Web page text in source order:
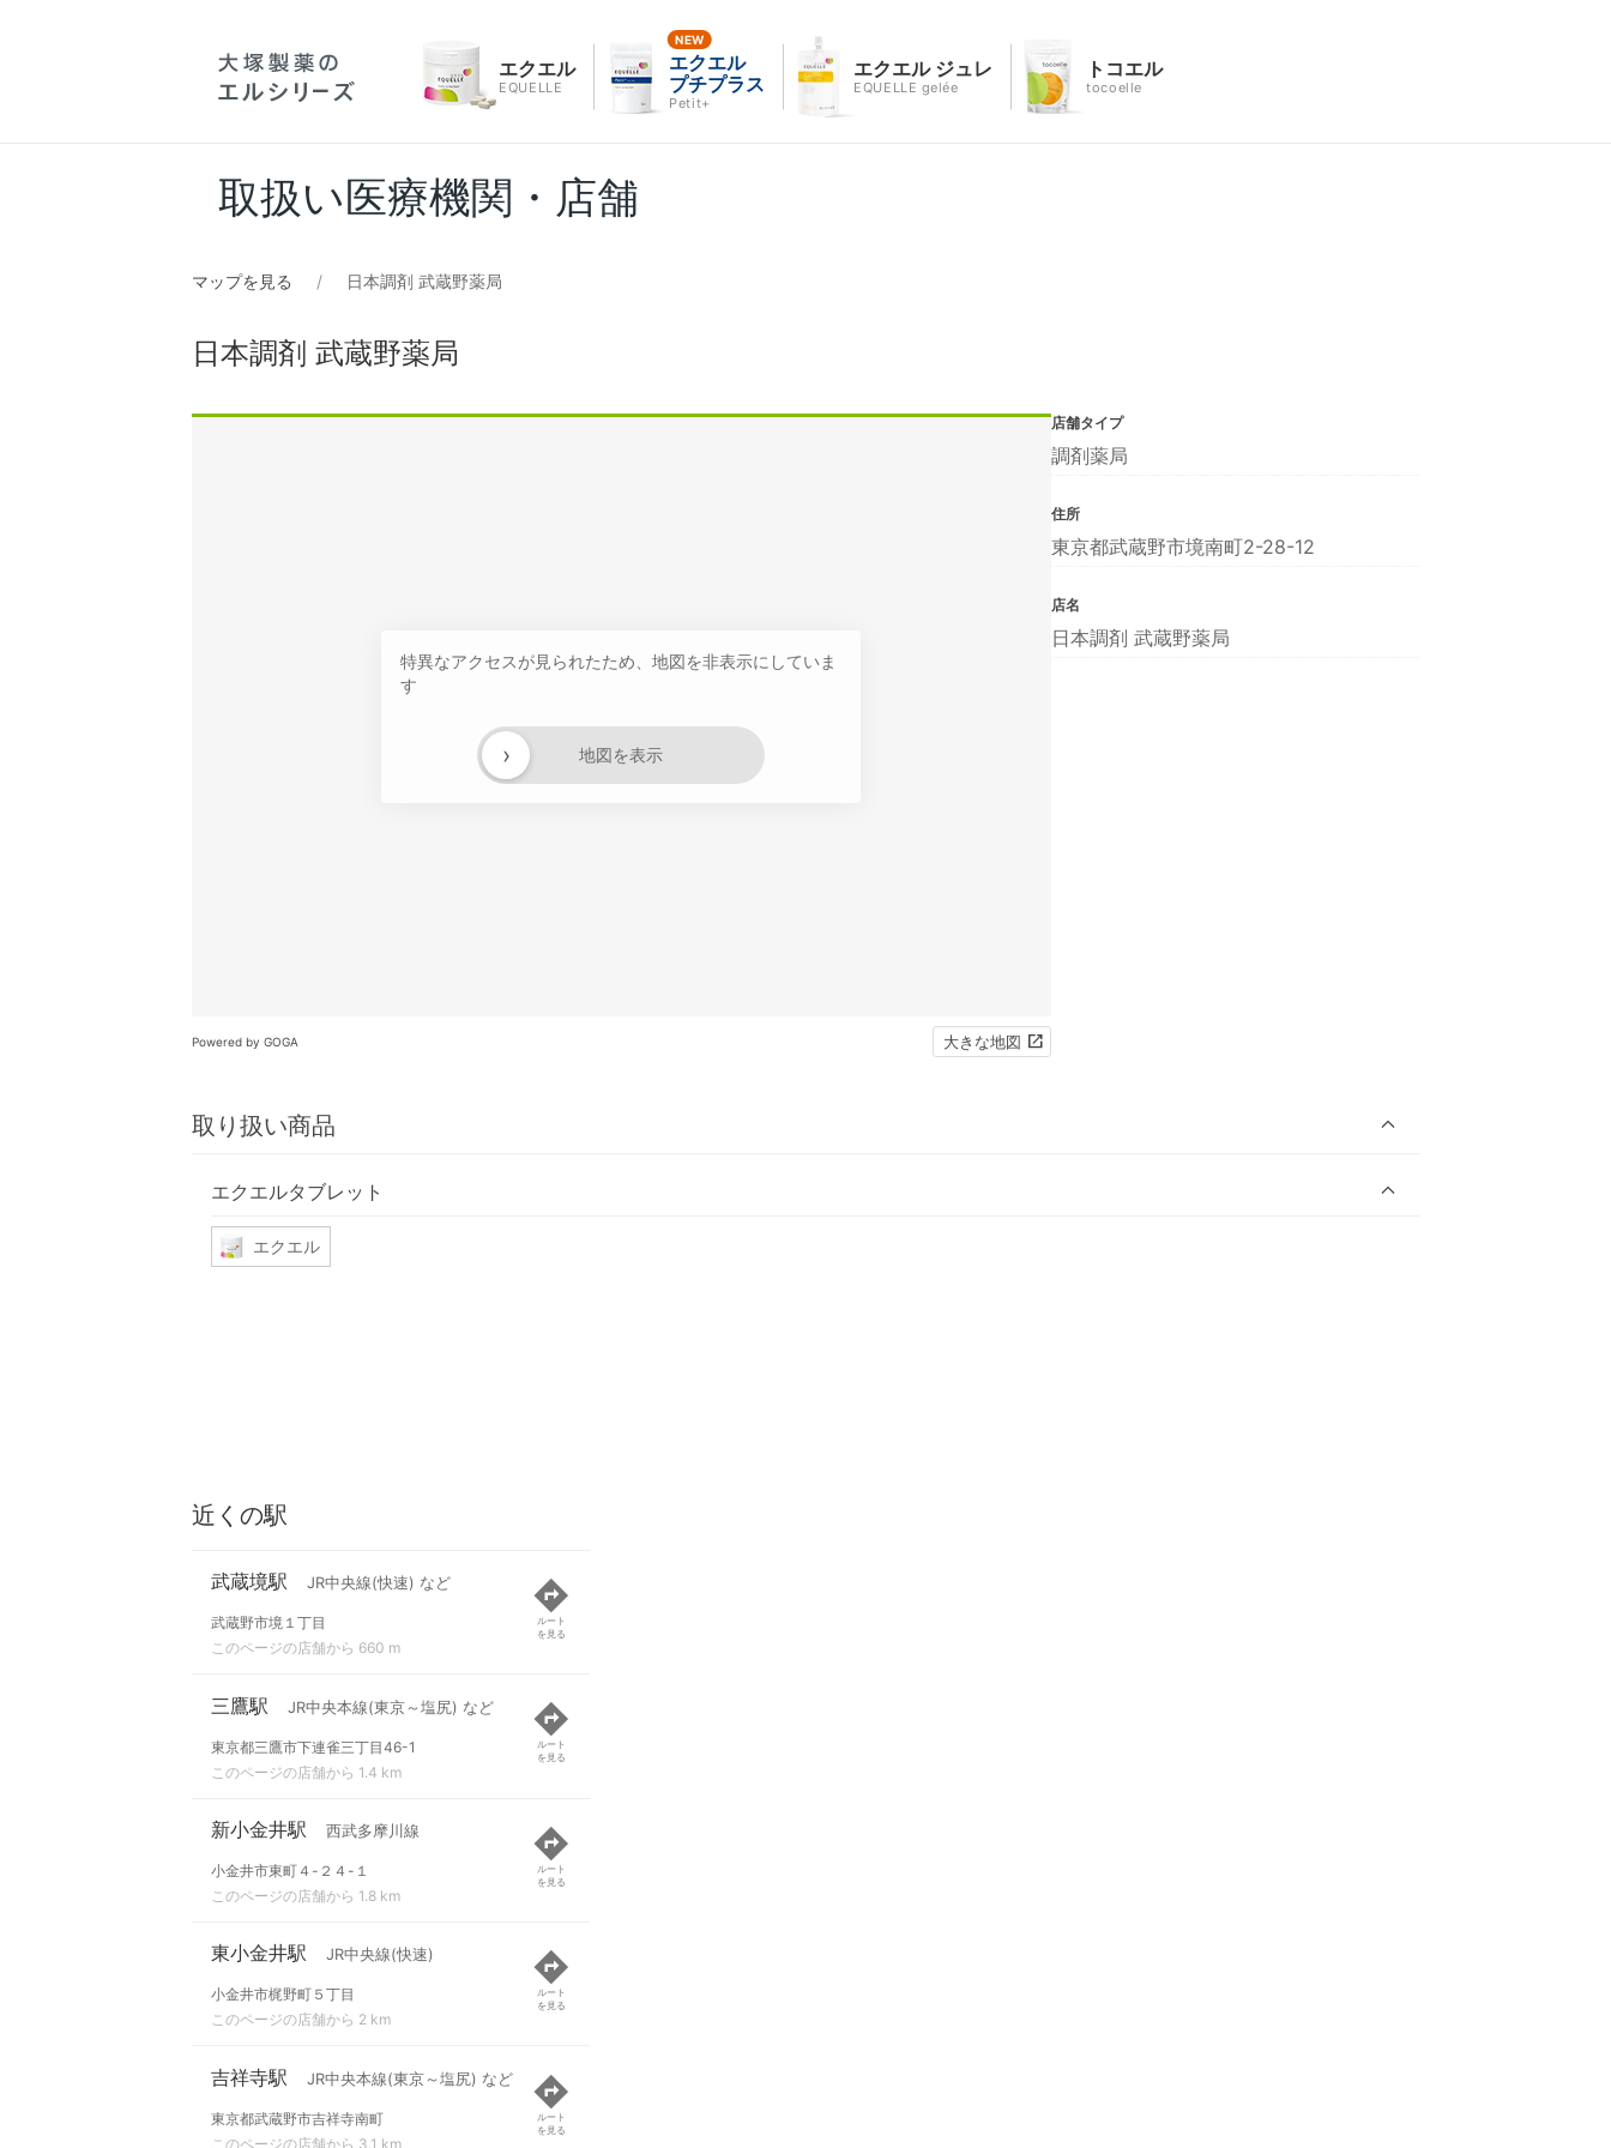
エクエル
EQUELLE
エクエル
プチプラス
Petit+
エクエル ジュレ
EQUELLE gelée
トコエル
tocoelle
取扱い医療機関・店舗
マップを見る 日本調剤 武蔵野薬局
日本調剤 武蔵野薬局
特異なアクセスが見られたため、地図を非表示にしていま
す
地図を表示
›
Powered by GOGA 大きな地図
取り扱い商品
エクエルタブレット
エクエル
店舗タイプ
調剤薬局
住所
東京都武蔵野市境南町2-28-12
店名
日本調剤 武蔵野薬局
近くの駅
武蔵境駅 JR中央線(快速) など
武蔵野市境１丁目
このページの店舗から 660 m
ルート
を見る
三鷹駅 JR中央本線(東京～塩尻) など
東京都三鷹市下連雀三丁目46-1
このページの店舗から 1.4 km
ルート
を見る
新小金井駅 西武多摩川線
小金井市東町４-２４-１
このページの店舗から 1.8 km
ルート
を見る
東小金井駅 JR中央線(快速)
小金井市梶野町５丁目
このページの店舗から 2 km
ルート
を見る
吉祥寺駅 JR中央本線(東京～塩尻) など
東京都武蔵野市吉祥寺南町
このページの店舗から 3.1 km
ルート
を見る